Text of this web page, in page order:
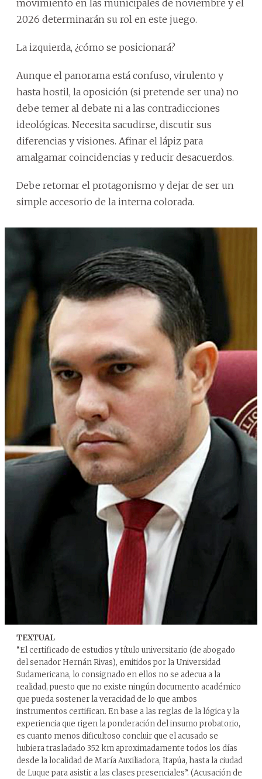
movimiento en las municipales de noviembre y el
2026 determinarán su rol en este juego.
La izquierda, ¿cómo se posicionará?
Aunque el panorama está confuso, virulento y
hasta hostil, la oposición (si pretende ser una) no
debe temer al debate ni a las contradicciones
ideológicas. Necesita sacudirse, discutir sus
diferencias y visiones. Afinar el lápiz para
amalgamar coincidencias y reducir desacuerdos.
Debe retomar el protagonismo y dejar de ser un
simple accesorio de la interna colorada.
TEXTUAL
“El certificado de estudios y título universitario (de abogado
del senador Hernán Rivas), emitidos por la Universidad
Sudamericana, lo consignado en ellos no se adecua a la
realidad, puesto que no existe ningún documento académico
que pueda sostener la veracidad de lo que ambos
instrumentos certifican. En base a las reglas de la lógica y la
experiencia que rigen la ponderación del insumo probatorio,
es cuanto menos dificultoso concluir que el acusado se
hubiera trasladado 352 km aproximadamente todos los días
desde la localidad de María Auxiliadora, Itapúa, hasta la ciudad
de Luque para asistir a las clases presenciales”. (Acusación de